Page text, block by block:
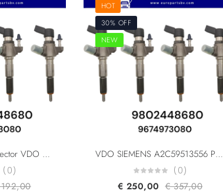
Reman Diesel CR Injector VDO SIEMENS A2C59513556 Peugeot Ford Citroen PSA 9802448680 9674973080 5WS40677 AV6Q-9F593-AA
(0)
HOT
30% OFF
NEW
VDO SIEMENS A2C59513556 Peugeot Ford Citroen PSA 9802448680 9674973080 5WS40677 AV6Q-9F593-AA Diesel CR Injector
(0)
€ 250,00 €357,00